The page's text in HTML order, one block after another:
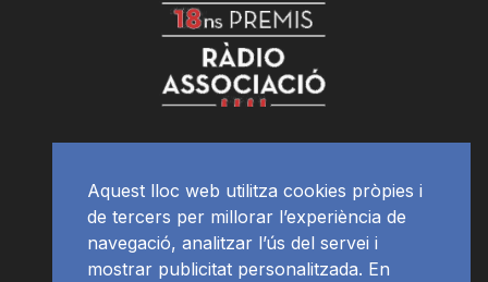
Aquest lloc web utilitza cookies pròpies i
de tercers per millorar l’experiència de
navegació, analitzar l’ús del servei i
mostrar publicitat personalitzada. En